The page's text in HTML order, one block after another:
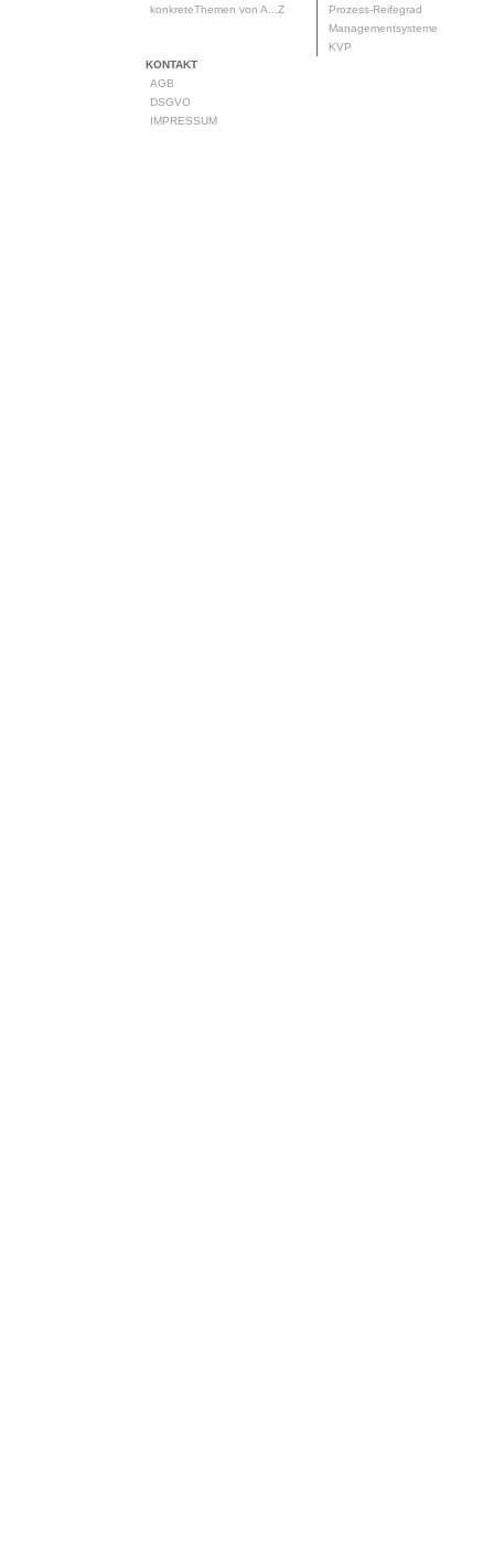
konkreteThemen von A...Z
Prozess-Reifegrad
Managementsysteme
KVP
KONTAKT
AGB
DSGVO
IMPRESSUM